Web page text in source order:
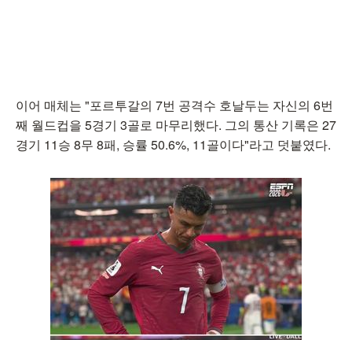
이어 매체는 "포르투갈의 7번 공격수 호날두는 자신의 6번
째 월드컵을 5경기 3골로 마무리했다. 그의 통산 기록은 27
경기 11승 8무 8패, 승률 50.6%, 11골이다"라고 덧붙였다.